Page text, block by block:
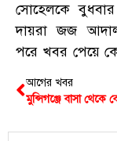
সোহেলকে
দায়রা জজ
পরে খবর পেয়ে
আগের খবর